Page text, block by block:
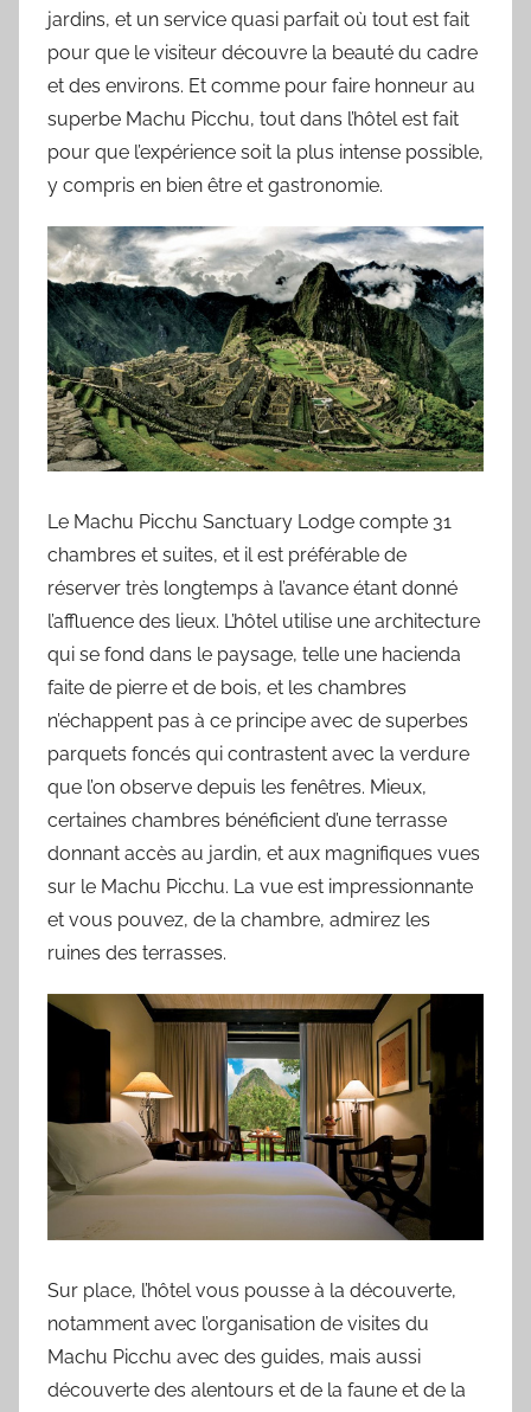
jardins, et un service quasi parfait où tout est fait
pour que le visiteur découvre la beauté du cadre
et des environs. Et comme pour faire honneur au
superbe Machu Picchu, tout dans l’hôtel est fait
pour que l’expérience soit la plus intense possible,
y compris en bien être et gastronomie.
Le Machu Picchu Sanctuary Lodge compte 31
chambres et suites, et il est préférable de
réserver très longtemps à l’avance étant donné
l’affluence des lieux. L’hôtel utilise une architecture
qui se fond dans le paysage, telle une hacienda
faite de pierre et de bois, et les chambres
n’échappent pas à ce principe avec de superbes
parquets foncés qui contrastent avec la verdure
que l’on observe depuis les fenêtres. Mieux,
certaines chambres bénéficient d’une terrasse
donnant accès au jardin, et aux magnifiques vues
sur le Machu Picchu. La vue est impressionnante
et vous pouvez, de la chambre, admirez les
ruines des terrasses.
Sur place, l’hôtel vous pousse à la découverte,
notamment avec l’organisation de visites du
Machu Picchu avec des guides, mais aussi
découverte des alentours et de la faune et de la